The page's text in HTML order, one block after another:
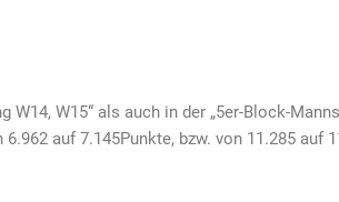
W15“ als auch in der „5er-Block-
auf 7.145Punkte, bzw. von 11.285 auf